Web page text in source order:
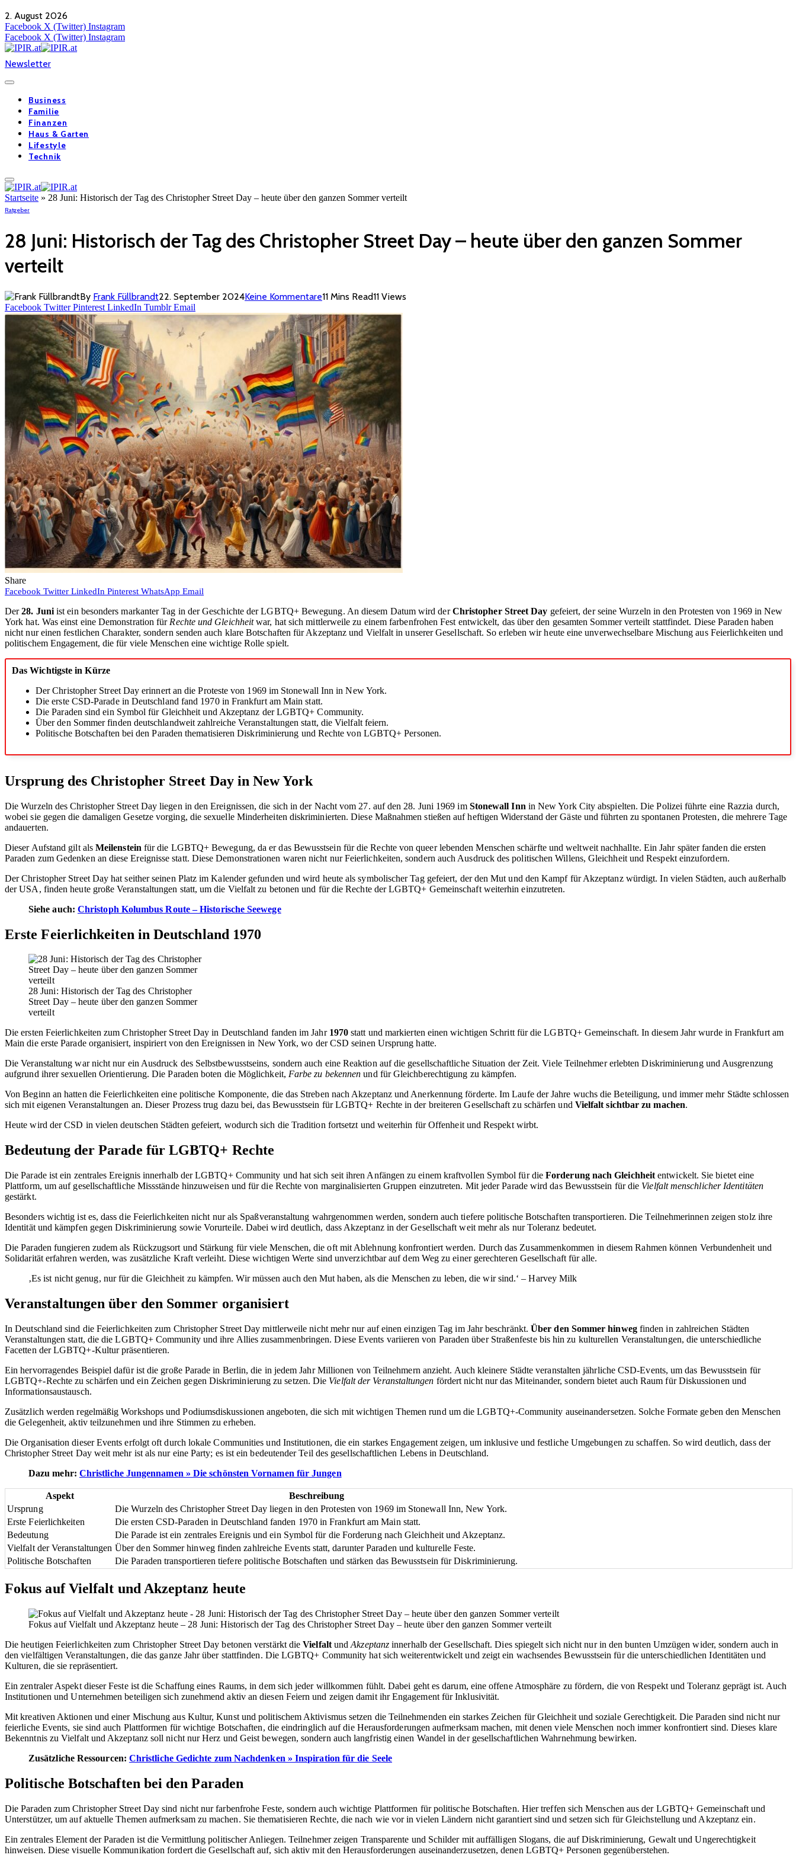
2. August 2026
Facebook X (Twitter) Instagram
Facebook X (Twitter) Instagram
Newsletter
Business
Familie
Finanzen
Haus & Garten
Lifestyle
Technik
Startseite » 28 Juni: Historisch der Tag des Christopher Street Day – heute über den ganzen Sommer verteilt
Ratgeber
28 Juni: Historisch der Tag des Christopher Street Day – heute über den ganzen Sommer
verteilt
By Frank Füllbrandt22. September 2024Keine Kommentare11 Mins Read11 Views
Facebook Twitter Pinterest LinkedIn Tumblr Email
Share
Facebook Twitter LinkedIn Pinterest WhatsApp Email
Der28. Juniist ein besonders markanter Tag in der Geschichte der LGBTQ+ Bewegung. An diesem Datum wird derChristopher Street Day gefeiert, der seine Wurzeln in den Protesten von 1969 in New
York hat. Was einst eine Demonstration für Rechte und Gleichheitwar, hat sich mittlerweile zu einem farbenfrohen Fest entwickelt, das über den gesamten Sommer verteilt stattfindet. Diese Paraden haben
nicht nur einen festlichen Charakter, sondern senden auch klare Botschaften für Akzeptanz und Vielfalt in unserer Gesellschaft. So erleben wir heute eine unverwechselbare Mischung aus Feierlichkeiten und
politischem Engagement, die für viele Menschen eine wichtige Rolle spielt.
Das Wichtigste in Kürze
Der Christopher Street Day erinnert an die Proteste von 1969 im Stonewall Inn in New York.
Die erste CSD-Parade in Deutschland fand 1970 in Frankfurt am Main statt.
Die Paraden sind ein Symbol für Gleichheit und Akzeptanz der LGBTQ+ Community.
Über den Sommer finden deutschlandweit zahlreiche Veranstaltungen statt, die Vielfalt feiern.
Politische Botschaften bei den Paraden thematisieren Diskriminierung und Rechte von LGBTQ+ Personen.
Ursprung des Christopher Street Day in New York
Die Wurzeln des Christopher Street Day liegen in den Ereignissen, die sich in der Nacht vom 27. auf den 28. Juni 1969 im Stonewall Inn in New York City abspielten. Die Polizei führte eine Razzia durch,
wobei sie gegen die damaligen Gesetze vorging, die sexuelle Minderheiten diskriminierten. Diese Maßnahmen stießen auf heftigen Widerstand der Gäste und führten zu spontanen Protesten, die mehrere Tage
andauerten.
Dieser Aufstand gilt als Meilenstein für die LGBTQ+ Bewegung, da er das Bewusstsein für die Rechte von queer lebenden Menschen schärfte und weltweit nachhallte. Ein Jahr später fanden die ersten
Paraden zum Gedenken an diese Ereignisse statt. Diese Demonstrationen waren nicht nur Feierlichkeiten, sondern auch Ausdruck des politischen Willens, Gleichheit und Respekt einzufordern.
Der Christopher Street Day hat seither seinen Platz im Kalender gefunden und wird heute als symbolischer Tag gefeiert, der den Mut und den Kampf für Akzeptanz würdigt. In vielen Städten, auch außerhalb
der USA, finden heute große Veranstaltungen statt, um die Vielfalt zu betonen und für die Rechte der LGBTQ+ Gemeinschaft weiterhin einzutreten.
Siehe auch: Christoph Kolumbus Route – Historische Seewege
Erste Feierlichkeiten in Deutschland 1970
28 Juni: Historisch der Tag des Christopher
Street Day – heute über den ganzen Sommer
verteilt
Die ersten Feierlichkeiten zum Christopher Street Day in Deutschland fanden im Jahr 1970 statt und markierten einen wichtigen Schritt für die LGBTQ+ Gemeinschaft. In diesem Jahr wurde in Frankfurt am
Main die erste Parade organisiert, inspiriert von den Ereignissen in New York, wo der CSD seinen Ursprung hatte.
Die Veranstaltung war nicht nur ein Ausdruck des Selbstbewusstseins, sondern auch eine Reaktion auf die gesellschaftliche Situation der Zeit. Viele Teilnehmer erlebten Diskriminierung und Ausgrenzung
aufgrund ihrer sexuellen Orientierung. Die Paraden boten die Möglichkeit, Farbe zu bekennen und für Gleichberechtigung zu kämpfen.
Von Beginn an hatten die Feierlichkeiten eine politische Komponente, die das Streben nach Akzeptanz und Anerkennung förderte. Im Laufe der Jahre wuchs die Beteiligung, und immer mehr Städte schlossen
sich mit eigenen Veranstaltungen an. Dieser Prozess trug dazu bei, das Bewusstsein für LGBTQ+ Rechte in der breiteren Gesellschaft zu schärfen und Vielfalt sichtbar zu machen.
Heute wird der CSD in vielen deutschen Städten gefeiert, wodurch sich die Tradition fortsetzt und weiterhin für Offenheit und Respekt wirbt.
Bedeutung der Parade für LGBTQ+ Rechte
Die Parade ist ein zentrales Ereignis innerhalb der LGBTQ+ Community und hat sich seit ihren Anfängen zu einem kraftvollen Symbol für dieForderung nach Gleichheit entwickelt. Sie bietet eine
Plattform, um auf gesellschaftliche Missstände hinzuweisen und für die Rechte von marginalisierten Gruppen einzutreten. Mit jeder Parade wird das Bewusstsein für die Vielfalt menschlicher Identitäten
gestärkt.
Besonders wichtig ist es, dass die Feierlichkeiten nicht nur als Spaßveranstaltung wahrgenommen werden, sondern auch tiefere politische Botschaften transportieren. Die Teilnehmerinnen zeigen stolz ihre
Identität und kämpfen gegen Diskriminierung sowie Vorurteile. Dabei wird deutlich, dass Akzeptanz in der Gesellschaft weit mehr als nur Toleranz bedeutet.
Die Paraden fungieren zudem als Rückzugsort und Stärkung für viele Menschen, die oft mit Ablehnung konfrontiert werden. Durch das Zusammenkommen in diesem Rahmen können Verbundenheit und
Solidarität erfahren werden, was zusätzliche Kraft verleiht. Diese wichtigen Werte sind unverzichtbar auf dem Weg zu einer gerechteren Gesellschaft für alle.
‚Es ist nicht genug, nur für die Gleichheit zu kämpfen. Wir müssen auch den Mut haben, als die Menschen zu leben, die wir sind.‘ – Harvey Milk
Veranstaltungen über den Sommer organisiert
In Deutschland sind die Feierlichkeiten zum Christopher Street Day mittlerweile nicht mehr nur auf einen einzigen Tag im Jahr beschränkt.Über den Sommer hinwegfinden in zahlreichen Städten
Veranstaltungen statt, die die LGBTQ+ Community und ihre Allies zusammenbringen. Diese Events variieren von Paraden über Straßenfeste bis hin zu kulturellen Veranstaltungen, die unterschiedliche
Facetten der LGBTQ+-Kultur präsentieren.
Ein hervorragendes Beispiel dafür ist die große Parade in Berlin, die in jedem Jahr Millionen von Teilnehmern anzieht. Auch kleinere Städte veranstalten jährliche CSD-Events, um das Bewusstsein für
LGBTQ+-Rechte zu schärfen und ein Zeichen gegen Diskriminierung zu setzen. Die Vielfalt der Veranstaltungen fördert nicht nur das Miteinander, sondern bietet auch Raum für Diskussionen und
Informationsaustausch.
Zusätzlich werden regelmäßig Workshops und Podiumsdiskussionen angeboten, die sich mit wichtigen Themen rund um die LGBTQ+-Community auseinandersetzen. Solche Formate geben den Menschen
die Gelegenheit, aktiv teilzunehmen und ihre Stimmen zu erheben.
Die Organisation dieser Events erfolgt oft durch lokale Communities und Institutionen, die ein starkes Engagement zeigen, um inklusive und festliche Umgebungen zu schaffen. So wird deutlich, dass der
Christopher Street Day weit mehr ist als nur eine Party; es ist ein bedeutender Teil des gesellschaftlichen Lebens in Deutschland.
Dazu mehr: Christliche Jungennamen » Die schönsten Vornamen für Jungen
Aspekt
Beschreibung
Ursprung
Die Wurzeln des Christopher Street Day liegen in den Protesten von 1969 im Stonewall Inn, New York.
Erste Feierlichkeiten
Die ersten CSD-Paraden in Deutschland fanden 1970 in Frankfurt am Main statt.
Bedeutung
Die Parade ist ein zentrales Ereignis und ein Symbol für die Forderung nach Gleichheit und Akzeptanz.
Vielfalt der Veranstaltungen Über den Sommer hinweg finden zahlreiche Events statt, darunter Paraden und kulturelle Feste.
Politische Botschaften
Die Paraden transportieren tiefere politische Botschaften und stärken das Bewusstsein für Diskriminierung.
Fokus auf Vielfalt und Akzeptanz heute
Fokus auf Vielfalt und Akzeptanz heute – 28 Juni: Historisch der Tag des Christopher Street Day – heute über den ganzen Sommer verteilt
Die heutigen Feierlichkeiten zum Christopher Street Day betonen verstärkt dieVielfaltundAkzeptanz innerhalb der Gesellschaft. Dies spiegelt sich nicht nur in den bunten Umzügen wider, sondern auch in
den vielfältigen Veranstaltungen, die das ganze Jahr über stattfinden. Die LGBTQ+ Community hat sich weiterentwickelt und zeigt ein wachsendes Bewusstsein für die unterschiedlichen Identitäten und
Kulturen, die sie repräsentiert.
Ein zentraler Aspekt dieser Feste ist die Schaffung eines Raums, in dem sich jeder willkommen fühlt. Dabei geht es darum, eine offene Atmosphäre zu fördern, die von Respekt und Toleranz geprägt ist. Auch
Institutionen und Unternehmen beteiligen sich zunehmend aktiv an diesen Feiern und zeigen damit ihr Engagement für Inklusivität.
Mit kreativen Aktionen und einer Mischung aus Kultur, Kunst und politischem Aktivismus setzen die Teilnehmenden ein starkes Zeichen für Gleichheit und soziale Gerechtigkeit. Die Paraden sind nicht nur
feierliche Events, sie sind auch Plattformen für wichtige Botschaften, die eindringlich auf die Herausforderungen aufmerksam machen, mit denen viele Menschen noch immer konfrontiert sind. Dieses klare
Bekenntnis zu Vielfalt und Akzeptanz soll nicht nur Herz und Geist bewegen, sondern auch langfristig einen Wandel in der gesellschaftlichen Wahrnehmung bewirken.
Zusätzliche Ressourcen: Christliche Gedichte zum Nachdenken » Inspiration für die Seele
Politische Botschaften bei den Paraden
Die Paraden zum Christopher Street Day sind nicht nur farbenfrohe Feste, sondern auch wichtige Plattformen für politische Botschaften. Hier treffen sich Menschen aus der LGBTQ+ Gemeinschaft und
Unterstützer, um auf aktuelle Themen aufmerksam zu machen. Sie thematisieren Rechte, die nach wie vor in vielen Ländern nicht garantiert sind und setzen sich für Gleichstellung und Akzeptanz ein.
Ein zentrales Element der Paraden ist die Vermittlung politischer Anliegen. Teilnehmer zeigen Transparente und Schilder mit auffälligen Slogans, die auf Diskriminierung, Gewalt und Ungerechtigkeit
hinweisen. Diese visuelle Kommunikation fordert die Gesellschaft auf, sich aktiv mit den Herausforderungen auseinanderzusetzen, denen LGBTQ+ Personen gegenüberstehen.